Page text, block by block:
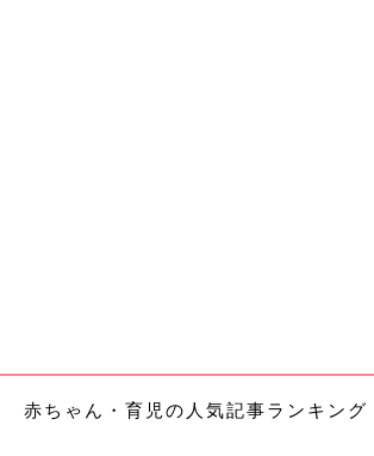
介しています。
はじめての卵 とろとろメ
方・レシピ 離乳初期 5～6ヶ月ごろ【動
画】
赤ちゃん・育児の人気記事ランキング